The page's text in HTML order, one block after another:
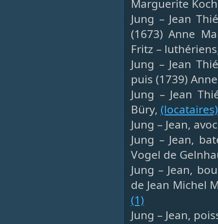
Marguerite
Jung – Jean
(1673) Anne
Fritz –
Jung – Jean
puis (1739)
Jung – Jean
Büry, (locataires)
Jung – Jean,
Jung – Jean,
Vogel de
Jung – Jean,
de Jean Michel
(1)
Jung – Jean,